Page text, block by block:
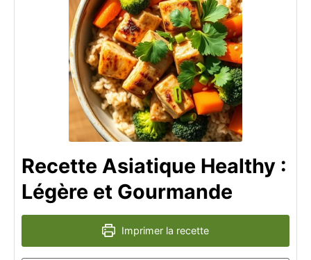
Recette Asiatique Healthy :
Légère et Gourmande
Imprimer la recette